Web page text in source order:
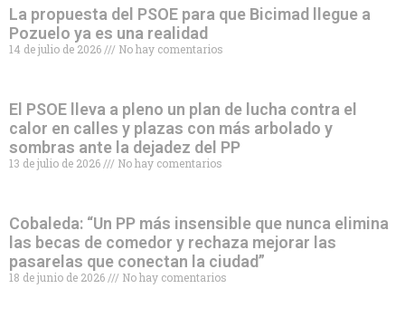
La propuesta del PSOE para que Bicimad llegue a
Pozuelo ya es una realidad
14 de julio de 2026 No hay comentarios
El PSOE lleva a pleno un plan de lucha contra el
calor en calles y plazas con más arbolado y
sombras ante la dejadez del PP
13 de julio de 2026 No hay comentarios
Cobaleda: “Un PP más insensible que nunca elimina
las becas de comedor y rechaza mejorar las
pasarelas que conectan la ciudad”
18 de junio de 2026 No hay comentarios